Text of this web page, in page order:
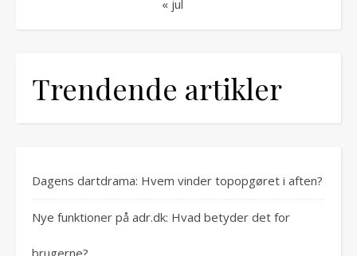
« jul
Trendende artikler
Dagens dartdrama: Hvem vinder topopgøret i aften?
Nye funktioner på adr.dk: Hvad betyder det for
brugerne?